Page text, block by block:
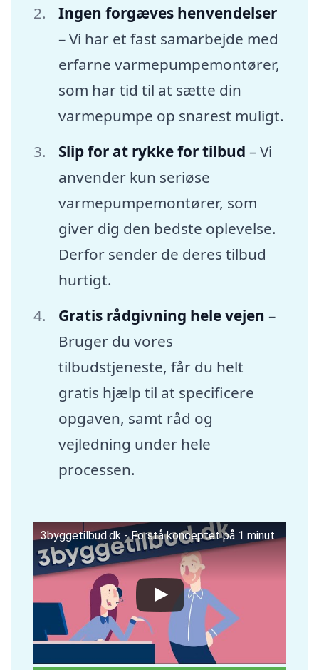
Ingen forgæves henvendelser
– Vi har et fast samarbejde med
erfarne varmepumpemontører,
som har tid til at sætte din
varmepumpe op snarest muligt.
Slip for at rykke for tilbud – Vi
anvender kun seriøse
varmepumpemontører, som
giver dig den bedste oplevelse.
Derfor sender de deres tilbud
hurtigt.
Gratis rådgivning hele vejen –
Bruger du vores
tilbudstjeneste, får du helt
gratis hjælp til at specificere
opgaven, samt råd og
vejledning under hele
processen.
3byggetilbud.dk - Forstå konceptet på 1 minut